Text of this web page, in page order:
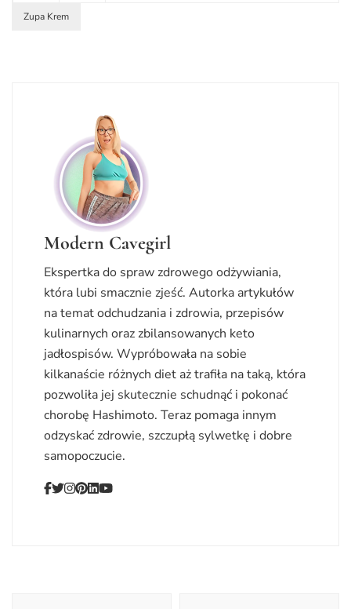
Zupa Krem
Modern Cavegirl
Ekspertka do spraw zdrowego odżywiania,
która lubi smacznie zjeść. Autorka artykułów
na temat odchudzania i zdrowia, przepisów
kulinarnych oraz zbilansowanych keto
jadłospisów. Wypróbowała na sobie
kilkanaście różnych diet aż trafiła na taką, która
pozwoliła jej skutecznie schudnąć i pokonać
chorobę Hashimoto. Teraz pomaga innym
odzyskać zdrowie, szczupłą sylwetkę i dobre
samopoczucie.